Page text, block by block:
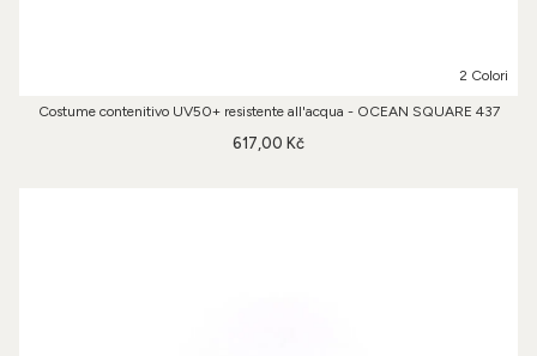
2 Colori
Costume contenitivo UV50+ resistente all'acqua - OCEAN SQUARE 437
617,00 Kč